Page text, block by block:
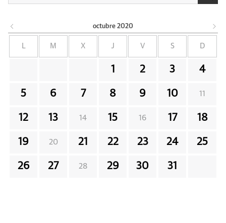
octubre 2020
M X J V S D
1 2 3 4
5 6 7 8 9 10 11
12 13 14 15 16 17 18
19 20 21 22 23 24 25
26 27 28 29 30 31